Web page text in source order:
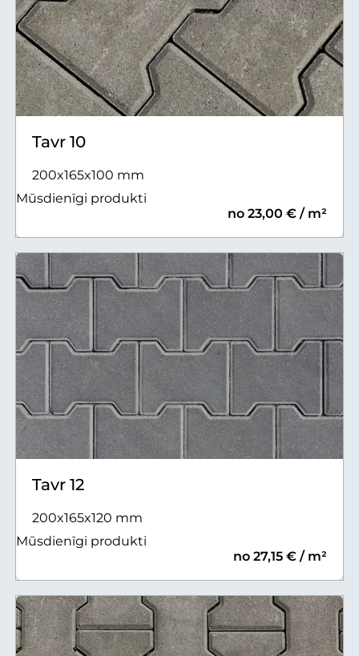
Tavr 10
200x165x100 mm
Mūsdienīgi produkti
no 23,00 € / m²
Tavr 12
200x165x120 mm
Mūsdienīgi produkti
no 27,15 € / m²